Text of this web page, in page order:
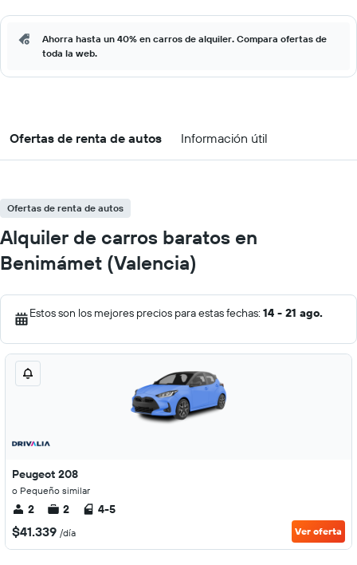
Ahorra hasta un 40% en carros de alquiler. Compara ofertas de
toda la web.
Ofertas de renta de autos Información útil
Ofertas de renta de autos
Alquiler de carros baratos en
Benimámet (Valencia)
Estos son los mejores precios para estas fechas: 14 - 21 ago.
Peugeot 208
o Pequeño similar
2 2 4-5
$41.339 /día Ver oferta